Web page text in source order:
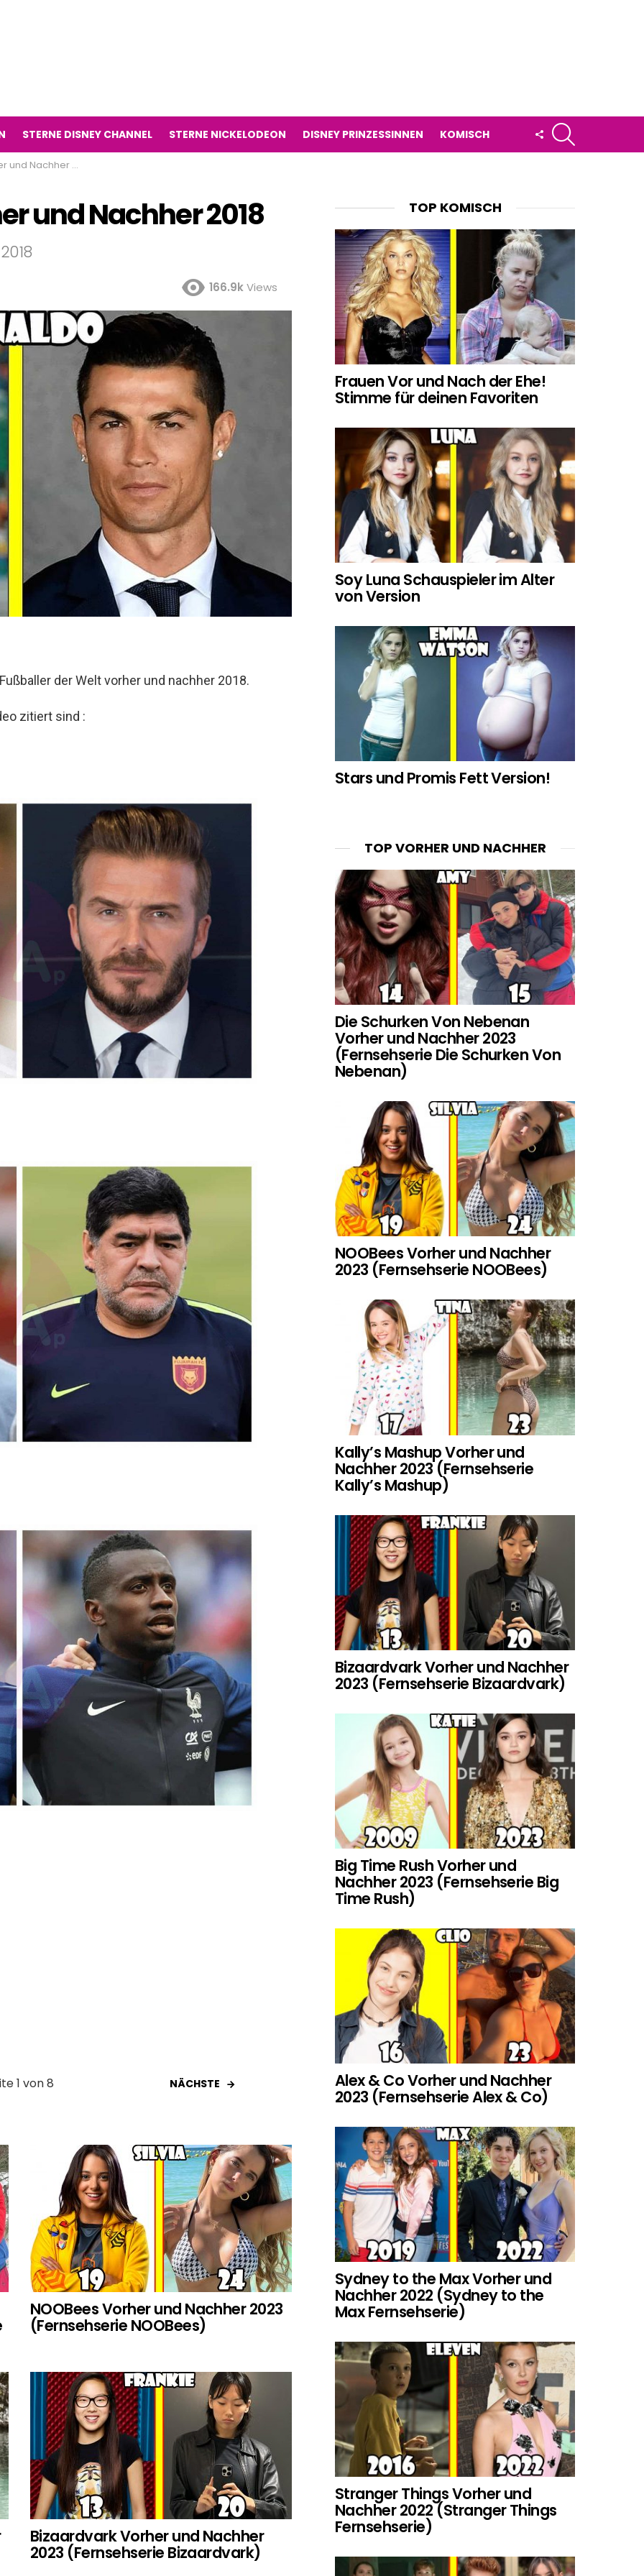
STERNE DISNEY CHANNEL STERNE NICKELODEON DISNEY PRINZESSINNEN KOMISCH
FOLLOW
US
Nachher 2018
und Nachher 2018
166.9kViews
der Welt vorher und nachher 2018.
zitiert sind :
1 von 8 NÄCHSTE
NOOBees Vorher und Nachher 2023
(Fernsehserie NOOBees)
Bizaardvark Vorher und Nachher
2023 (Fernsehserie Bizaardvark)
TOP KOMISCH
Frauen Vor und Nach der Ehe!
Stimme für deinen Favoriten
Soy Luna Schauspieler im Alter
von Version
Stars und Promis Fett Version!
TOP VORHER UND NACHHER
Die Schurken Von Nebenan
Vorher und Nachher 2023
(Fernsehserie Die Schurken Von
Nebenan)
NOOBees Vorher und Nachher
2023 (Fernsehserie NOOBees)
Kally’s Mashup Vorher und
Nachher 2023 (Fernsehserie
Kally’s Mashup)
Bizaardvark Vorher und Nachher
2023 (Fernsehserie Bizaardvark)
Big Time Rush Vorher und
Nachher 2023 (Fernsehserie Big
Time Rush)
Alex & Co Vorher und Nachher
2023 (Fernsehserie Alex & Co)
Sydney to the Max Vorher und
Nachher 2022 (Sydney to the
Max Fernsehserie)
Stranger Things Vorher und
Nachher 2022 (Stranger Things
Fernsehserie)